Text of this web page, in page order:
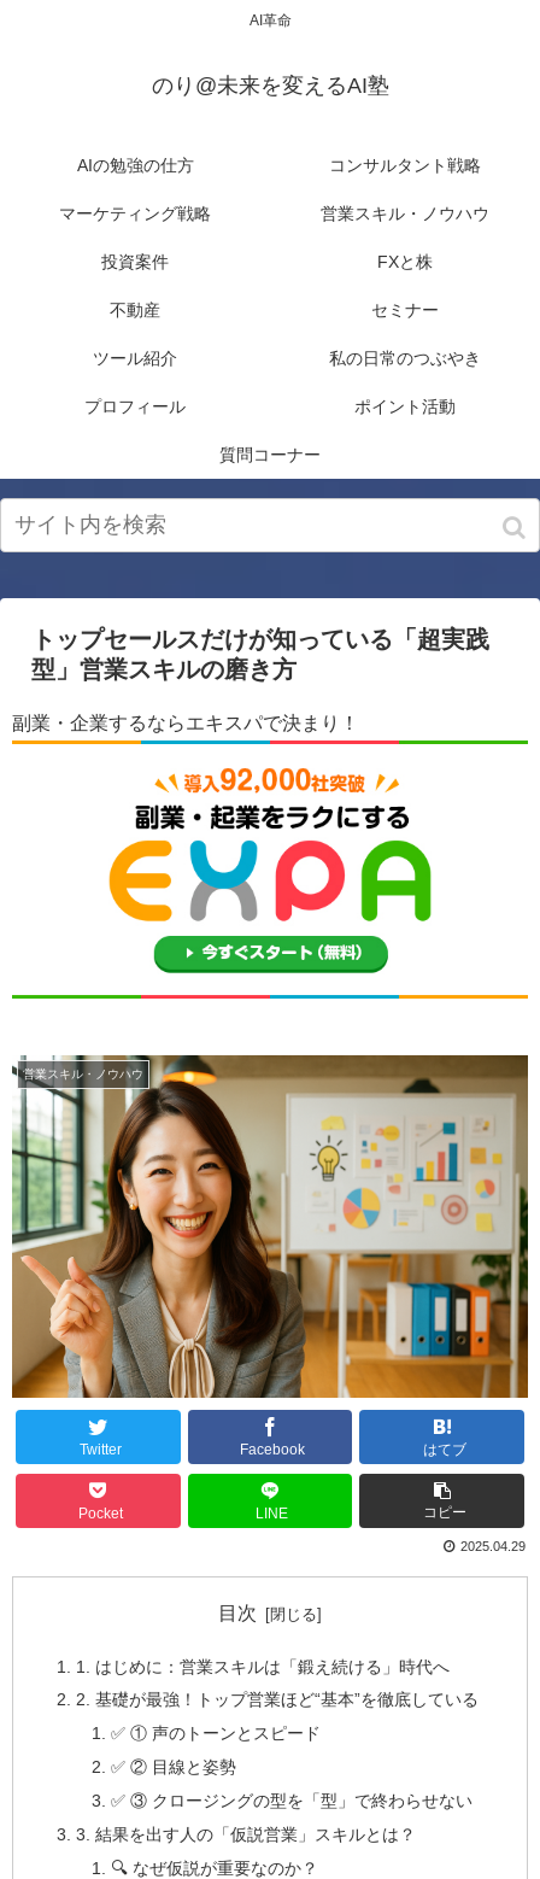
AI革命
のり@未来を変えるAI塾
AIの勉強の仕方 コンサルタント戦略
マーケティング戦略 営業スキル・ノウハウ
投資案件 FXと株
不動産 セミナー
ツール紹介 私の日常のつぶやき
プロフィール ポイント活動
質問コーナー
トップセールスだけが知っている「超実践
型」営業スキルの磨き方
副業・企業するならエキスパで決まり！
営業スキル・ノウハウ
Twitter Facebook はてブ
Pocket LINE コピー
2025.04.29
目次
1. はじめに：営業スキルは「鍛え続ける」時代へ
2. 基礎が最強！トップ営業ほど“基本”を徹底している
✅ ① 声のトーンとスピード
✅ ② 目線と姿勢
✅ ③ クロージングの型を「型」で終わらせない
3. 結果を出す人の「仮説営業」スキルとは？
🔍 なぜ仮説が重要なのか？